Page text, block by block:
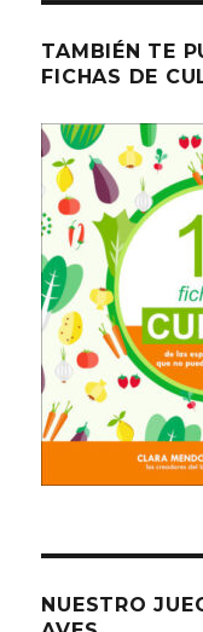
TAMBIÉN TE
FICHAS DE
NUESTRO